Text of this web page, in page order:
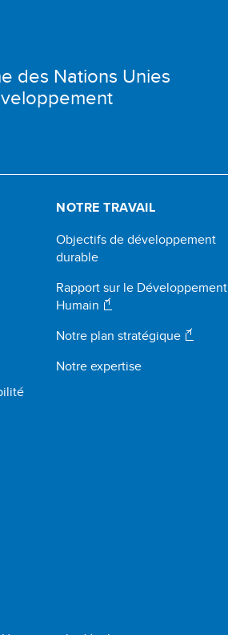
des Nations Unies
NOTRE TRAVAIL
Objectifs de développement
durable
Rapport sur le Développement
Humain
Notre plan stratégique
Notre expertise